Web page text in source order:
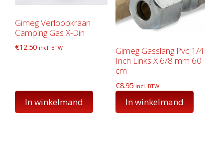
Gimeg Verloopkraan
Camping Gas X-Din
€12.50 incl. BTW
In winkelmand
Gimeg Gasslang Pvc 1/4
Inch Links X 6/8 mm 60
cm
€8.95 incl. BTW
In winkelmand